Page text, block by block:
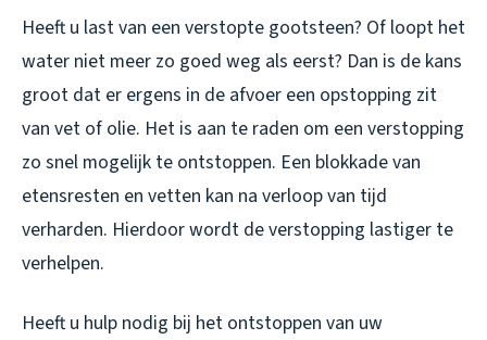
Heeft u last van een verstopte gootsteen? Of loopt het
water niet meer zo goed weg als eerst? Dan is de kans
groot dat er ergens in de afvoer een opstopping zit
van vet of olie. Het is aan te raden om een verstopping
zo snel mogelijk te ontstoppen. Een blokkade van
etensresten en vetten kan na verloop van tijd
verharden. Hierdoor wordt de verstopping lastiger te
verhelpen.
Heeft u hulp nodig bij het ontstoppen van uw